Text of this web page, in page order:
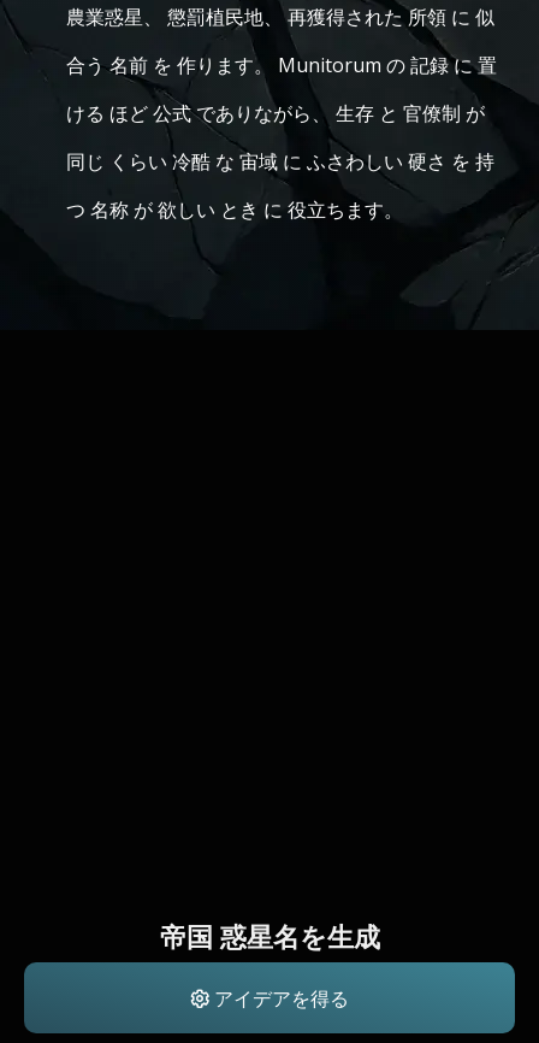
農業惑星、 懲罰植民地、 再獲得された 所領 に 似
合う 名前 を 作ります。 Munitorum の 記録 に 置
ける ほど 公式 でありながら、 生存 と 官僚制 が
同じ くらい 冷酷 な 宙域 に ふさわしい 硬さ を 持
つ 名称 が 欲しい とき に 役立ちます。
帝国 惑星名を生成
アイデアを得る